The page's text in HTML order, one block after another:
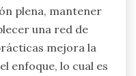
plena, mantener
una red de
mejora la
enfoque, lo cual es